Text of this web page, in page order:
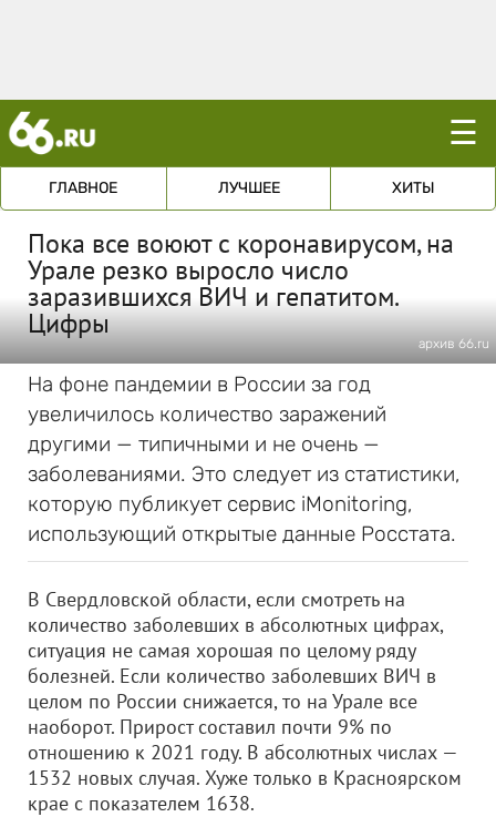
☰
ГЛАВНОЕ ЛУЧШЕЕ ХИТЫ
Пока все воюют с коронавирусом, на
Урале резко выросло число
заразившихся ВИЧ и гепатитом.
Цифры
архив 66.ru
На фоне пандемии в России за год
увеличилось количество заражений
другими — типичными и не очень —
заболеваниями. Это следует из статистики,
которую публикует сервис iMonitoring,
использующий открытые данные Росстата.
В Свердловской области, если смотреть на
количество заболевших в абсолютных цифрах,
ситуация не самая хорошая по целому ряду
болезней. Если количество заболевших ВИЧ в
целом по России снижается, то на Урале все
наоборот. Прирост составил почти 9% по
отношению к 2021 году. В абсолютных числах —
1532 новых случая. Хуже только в Красноярском
крае с показателем 1638.